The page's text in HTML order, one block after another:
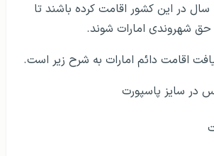
حداقل به مدت ۳۰ سال در این کشور اقامت کرده باشند تا
شهروندی امارات شوند.
اقامت دائم امارات به شرح زیر است.
در سایز پاسپورت